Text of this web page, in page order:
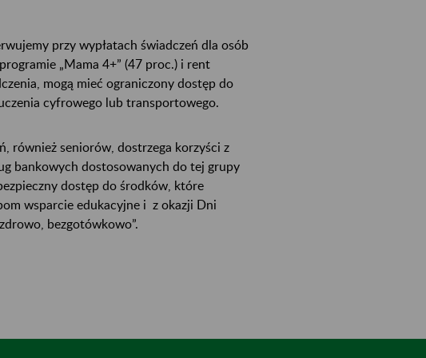
przy wypłatach świadczeń dla osób
„Mama 4+” (47 proc.) i rent
mogą mieć ograniczony dostęp do
cyfrowego lub transportowego.
również seniorów, dostrzega korzyści z
bankowych dostosowanych do tej grupy
dostęp do środków, które
wsparcie edukacyjne i z okazji Dni
bezgotówkowo”.